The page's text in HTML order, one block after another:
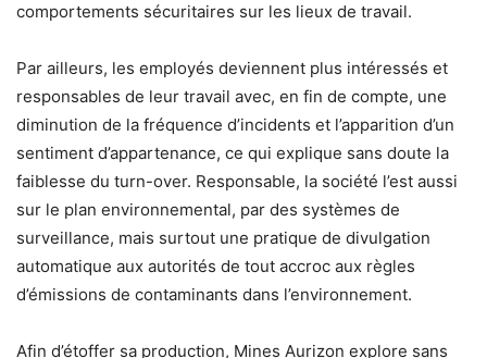
comportements sécuritaires sur les lieux de travail.
Par ailleurs, les employés deviennent plus intéressés et
responsables de leur travail avec, en fin de compte, une
diminution de la fréquence d’incidents et l’apparition d’un
sentiment d’appartenance, ce qui explique sans doute la
faiblesse du turn-over. Responsable, la société l’est aussi
sur le plan environnemental, par des systèmes de
surveillance, mais surtout une pratique de divulgation
automatique aux autorités de tout accroc aux règles
d’émissions de contaminants dans l’environnement.
Afin d’étoffer sa production, Mines Aurizon explore sans